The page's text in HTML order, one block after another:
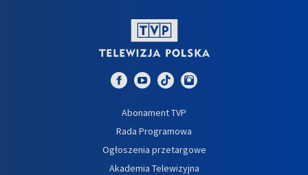
Abonament TVP
Rada Programowa
Ogłoszenia przetargowe
Akademia Telewizyjna